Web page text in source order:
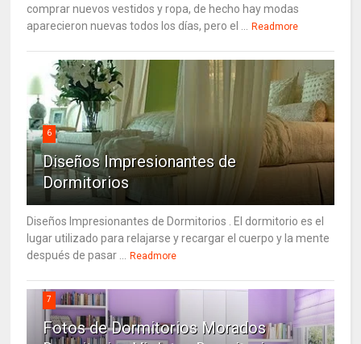
comprar nuevos vestidos y ropa, de hecho hay modas
aparecieron nuevas todos los días, pero el ... Readmore
6
Diseños Impresionantes de
Dormitorios
Diseños Impresionantes de Dormitorios . El dormitorio es el
lugar utilizado para relajarse y recargar el cuerpo y la mente
después de pasar ... Readmore
7
Fotos de Dormitorios Morados